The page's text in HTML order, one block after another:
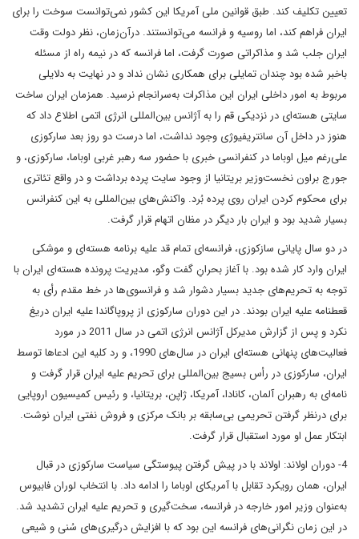
تعیین تکلیف کند. طبق قوانین ملی آمریکا این کشور نمی‌توانست سوخت را برای
ایران فراهم کند، اما روسیه و فرانسه می‌توانستند. درآن‌زمان، نظر دولت وقت
ایران جلب شد و مذاکراتی صورت گرفت، اما فرانسه که در نیمه راه از مسئله
باخبر شده بود چندان تمایلی برای همکاری نشان نداد و در نهایت به دلایلی
مربوط‌ به امور داخلی ایران این مذاکرات به‌سرانجام نرسید. همزمان ایران ساخت
سایتی هسته‌ای در نزدیکی قم را به آژانس بین‌المللی انرژی اتمی اطلاع داد که
هنوز در داخل آن سانتریفیوژی وجود نداشت، اما درست دو روز بعد سارکوزی
علی‌رغم میل اوباما در کنفرانسی خبری با حضور سه رهبر غربی اوباما، سارکوزی، و
جورج براون نخست‌وزیر بریتانیا از وجود سایت پرده برداشت و در واقع تئاتری
برای محکوم کردن ایران روی پرده بُرد. واکنش‌های بین‌المللی به این کنفرانس
بسیار شدید بود و ایران بار دیگر در مظان اتهام قرار گرفت.
در دو سال پایانی سازکوزی، فرانسه‌ای تمام قد علیه برنامه هسته‌ای و موشکی
ایران وارد کار شده بود. با آغاز بحرانِ گفت وگو، مدیریت پرونده هسته‌ای ایران با
توجه به تحریم‌های جدید بسیار دشوار شد و فرانسوی‌ها در خط مقدم رأی به
قعطنامه علیه ایران بودند. در این دوران سارکوزی از پروپاگاندا علیه ایران دریغ
نکرد و پس از گزارش مدیرکل آژانس انرژی اتمی در سال 2011 در مورد
فعالیت‌های پنهانی هسته‌ای ایران در سال‌های 1990، و رد کلیه این ادعاها توسط
ایران، سارکوزی در رأس بسیج بین‌المللی برای تحریم علیه ایران قرار گرفت و
نامه‌ای به رهبران آلمان، کانادا، آمریکا، ژاپن، بریتانیا، و رئیس کمیسیون اروپایی
برای درنظر گرفتن تحریمی بی‌سابقه بر بانک مرکزی و فروش نفتی ایران نوشت.
ابتکار عمل او مورد استقبال قرار گرفت.
4- دوران اولاند: اولاند با در پیش گرفتن پیوستگی سیاست سارکوزی در قبال
ایران، همان رویکرد تقابل با آمریکای اوباما را ادامه داد. با انتخاب لوران فابیوس
به‌عنوان وزیر امور خارجه در فرانسه، سخت‌گیری و تحریم علیه ایران تشدید شد.
در این‌ زمان نگرانی‌های فرانسه این بود که با افزایش درگیری‌های سُنی و شیعی